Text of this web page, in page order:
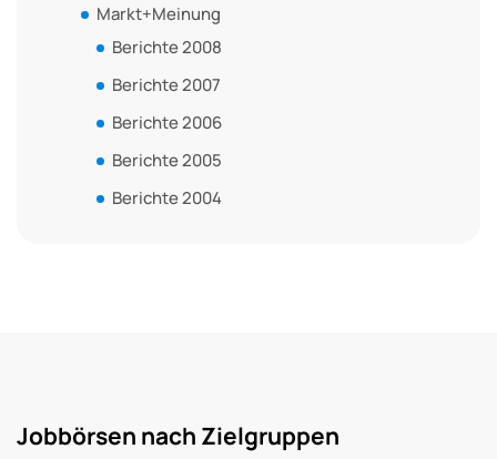
Markt+Meinung
Berichte 2008
Berichte 2007
Berichte 2006
Berichte 2005
Berichte 2004
Jobbörsen nach Zielgruppen